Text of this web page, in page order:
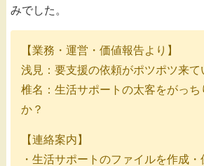
みでした。
【業務・運営・価値報告より】
浅見：要支援の依頼がポツポツ来て
椎名：生活サポートの太客をがっ
か？
【連絡案内】
・生活サポートのファイルを作成・